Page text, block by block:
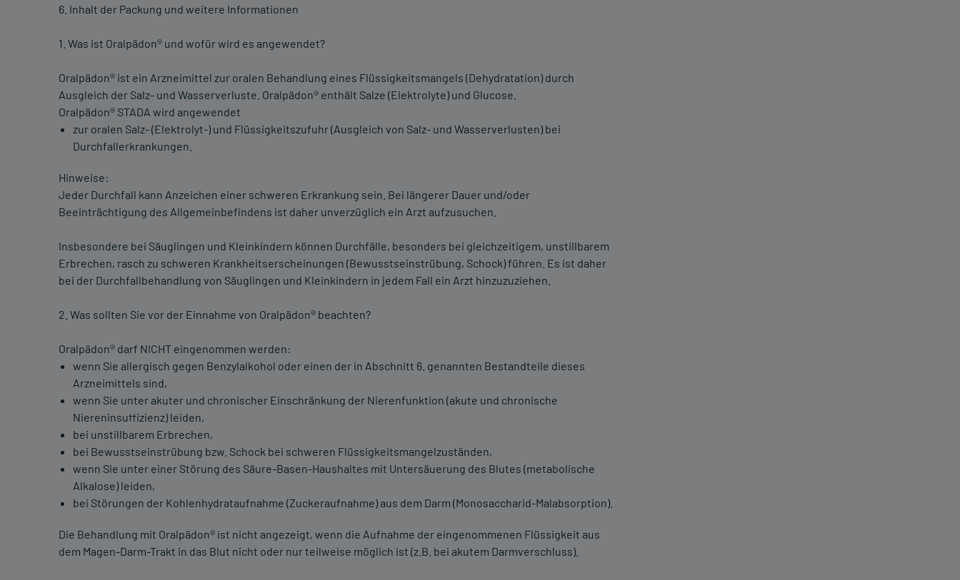
6. Inhalt der Packung und weitere Informationen
1. Was ist Oralpädon® und wofür wird es angewendet?
Oralpädon® ist ein Arzneimittel zur oralen Behandlung eines Flüssigkeitsmangels (Dehydratation) durch
Ausgleich der Salz- und Wasserverluste. Oralpädon® enthält Salze (Elektrolyte) und Glucose.
Oralpädon® STADA wird angewendet
zur oralen Salz- (Elektrolyt-) und Flüssigkeitszufuhr (Ausgleich von Salz- und Wasserverlusten) bei
Durchfallerkrankungen.
Hinweise:
Jeder Durchfall kann Anzeichen einer schweren Erkrankung sein. Bei längerer Dauer und/oder
Beeinträchtigung des Allgemeinbefindens ist daher unverzüglich ein Arzt aufzusuchen.
Insbesondere bei Säuglingen und Kleinkindern können Durchfälle, besonders bei gleichzeitigem, unstillbarem
Erbrechen, rasch zu schweren Krankheitserscheinungen (Bewusstseinstrübung, Schock) führen. Es ist daher
bei der Durchfallbehandlung von Säuglingen und Kleinkindern in jedem Fall ein Arzt hinzuzuziehen.
2. Was sollten Sie vor der Einnahme von Oralpädon® beachten?
Oralpädon® darf NICHT eingenommen werden:
wenn Sie allergisch gegen Benzylalkohol oder einen der in Abschnitt 6. genannten Bestandteile dieses
Arzneimittels sind,
wenn Sie unter akuter und chronischer Einschränkung der Nierenfunktion (akute und chronische
Niereninsuffizienz) leiden,
bei unstillbarem Erbrechen,
bei Bewusstseinstrübung bzw. Schock bei schweren Flüssigkeitsmangelzuständen,
wenn Sie unter einer Störung des Säure-Basen-Haushaltes mit Untersäuerung des Blutes (metabolische
Alkalose) leiden,
bei Störungen der Kohlenhydrataufnahme (Zuckeraufnahme) aus dem Darm (Monosaccharid-Malabsorption).
Die Behandlung mit Oralpädon® ist nicht angezeigt, wenn die Aufnahme der eingenommenen Flüssigkeit aus
dem Magen-Darm-Trakt in das Blut nicht oder nur teilweise möglich ist (z.B. bei akutem Darmverschluss).